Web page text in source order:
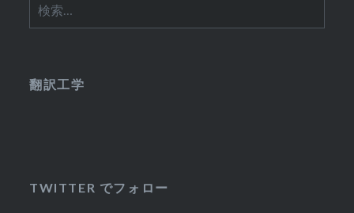
索:
翻訳工学
TWITTER でフォロー